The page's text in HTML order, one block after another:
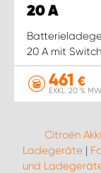
20 A
20 A mit
461 €
EXKL. 20 %
Citroën
Ladegeräte |
und